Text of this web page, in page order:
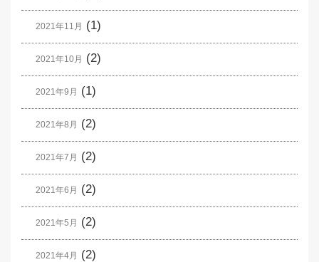
2021年11月 (1)
2021年10月 (2)
2021年9月 (1)
2021年8月 (2)
2021年7月 (2)
2021年6月 (2)
2021年5月 (2)
2021年4月 (2)